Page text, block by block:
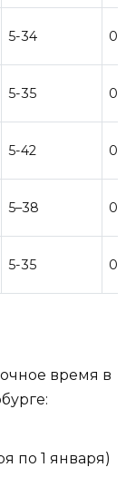
5-34
5-35 0-
5-42
5–38
5-35 0-
время в
по 1 января)